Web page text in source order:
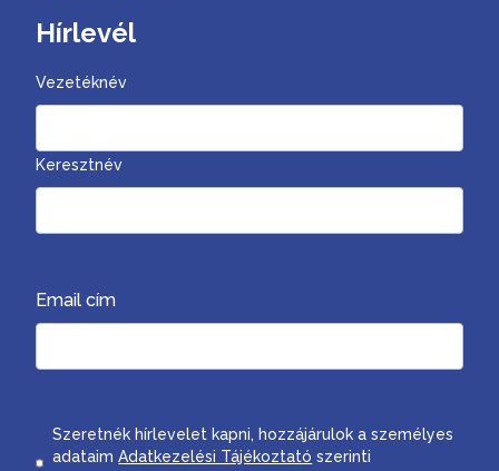
Hírlevél
Vezetéknév
Keresztnév
Email cím
Consent
Szeretnék hírlevelet kapni, hozzájárulok a személyes
adataimAdatkezelési Tájékoztató szerinti